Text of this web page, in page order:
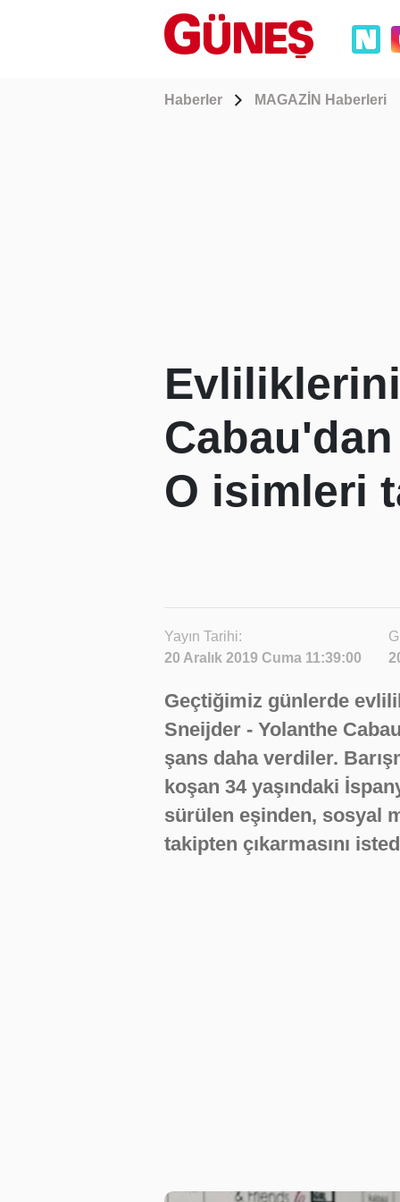
Haberler MAGAZİN Haberleri
O isimleri
Yayın Tarihi:
20 Aralık 2019 Cuma 11:39:00
Geçtiğimiz günlerde
Sneijder - Yolanthe
şans daha verdiler.
koşan 34 yaşındaki
sürülen eşinden, sosyal
takipten çıkarmasını